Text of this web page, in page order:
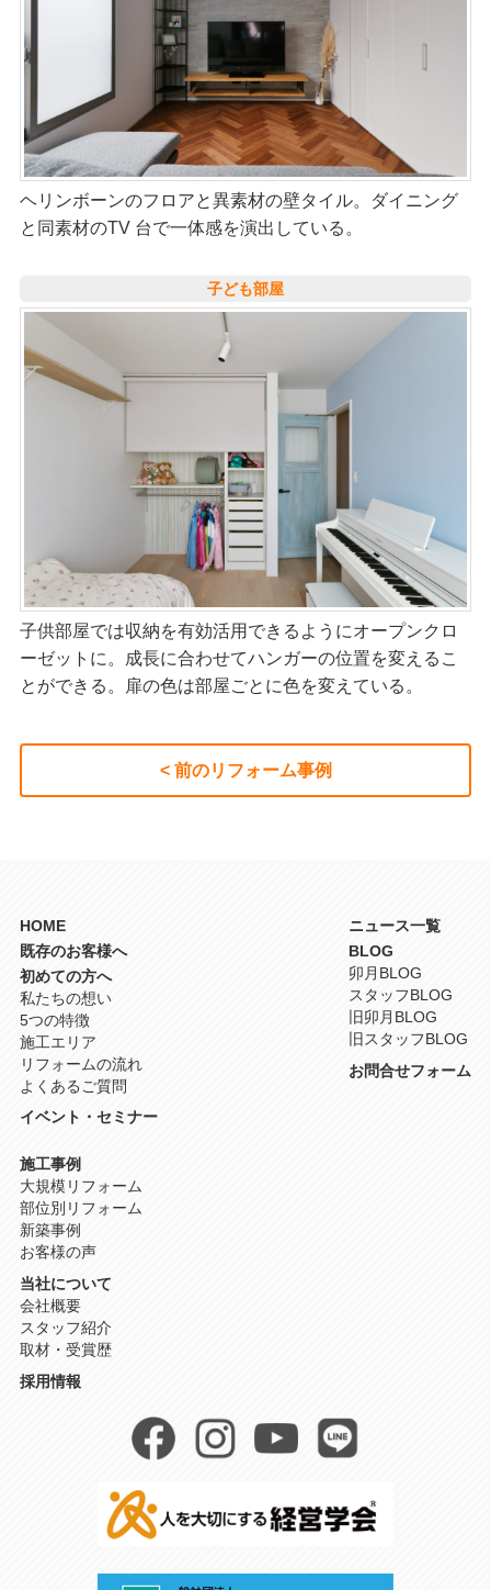
ヘリンボーンのフロアと異素材の壁タイル。ダイニング
と同素材のTV 台で一体感を演出している。
子ども部屋
子供部屋では収納を有効活用できるようにオープンクロ
ーゼットに。成長に合わせてハンガーの位置を変えるこ
とができる。扉の色は部屋ごとに色を変えている。
< 前のリフォーム事例
HOME
既存のお客様へ
初めての方へ
私たちの想い
5つの特徴
施工エリア
リフォームの流れ
よくあるご質問
イベント・セミナー
施工事例
大規模リフォーム
部位別リフォーム
新築事例
お客様の声
当社について
会社概要
スタッフ紹介
取材・受賞歴
採用情報
ニュース一覧
BLOG
卯月BLOG
スタッフBLOG
旧卯月BLOG
旧スタッフBLOG
お問合せフォーム